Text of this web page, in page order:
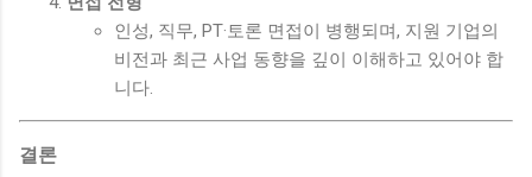
인성, 직무, PT·토론 면접이 병행되며, 지원 기업의
비전과 최근 사업 동향을 깊이 이해하고 있어야 합
니다.
결론